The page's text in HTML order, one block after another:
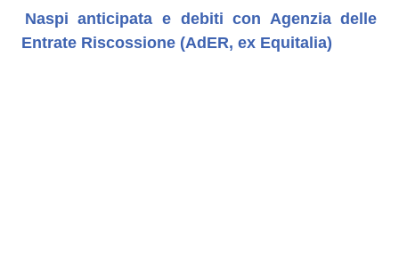
Naspi anticipata e debiti con Agenzia delle
Entrate Riscossione (AdER, ex Equitalia)